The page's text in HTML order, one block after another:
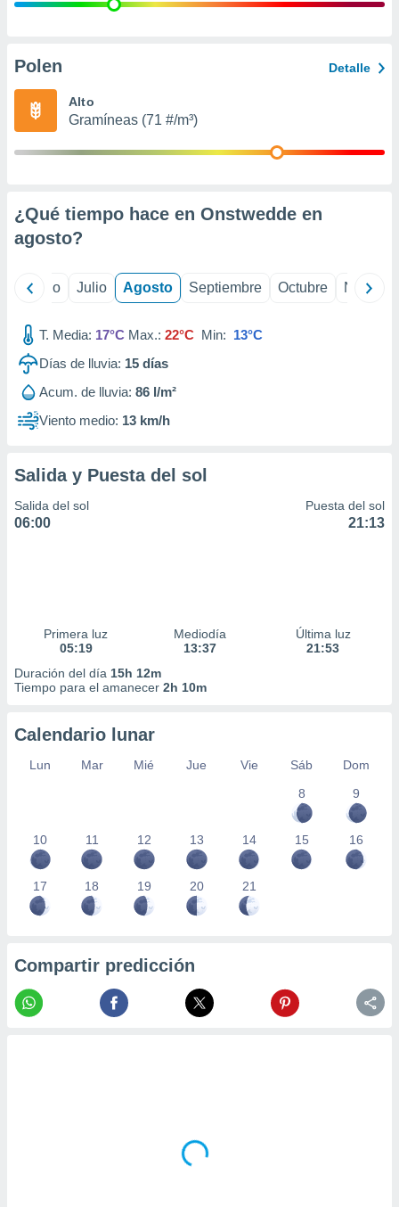
e
publicidad
Polen Detalle
Alto
Gramíneas (71 #/m³)
¿Qué tiempo hace en Onstwedde en
agosto?
Junio Julio Agosto Septiembre Octubre
T. Media: 17°C Max.: 22°C Min: 13°C
Días de lluvia: 15 días
Acum. de lluvia: 86 l/m²
Viento medio: 13 km/h
Salida y Puesta del sol
Salida del sol
06:00
Puesta del sol
21:13
Primera luz
05:19
Mediodía
13:37
Última luz
21:53
Duración del día 15h 12m
Tiempo para el amanecer 2h 10m
Calendario lunar
Lun Mar Mié Jue Vie Sáb
Dom
8
9
10 11 12 13 14 15 16
17 18 19 20 21
Compartir predicción